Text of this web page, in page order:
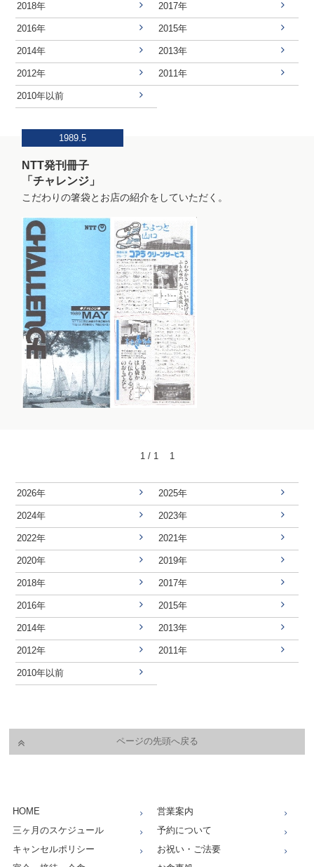
2018年 2017年
2016年 2015年
2014年 2013年
2012年 2011年
2010年以前
1989.5
NTT発刊冊子
「チャレンジ」
こだわりの箸袋とお店の紹介をしていただく。
1 / 1 1
2026年 2025年
2024年 2023年
2022年 2021年
2020年 2019年
2018年 2017年
2016年 2015年
2014年 2013年
2012年 2011年
2010年以前
ページの先頭へ戻る
HOME
営業案内
三ヶ月のスケジュール
予約について
キャンセルポリシー
お祝い・ご法要